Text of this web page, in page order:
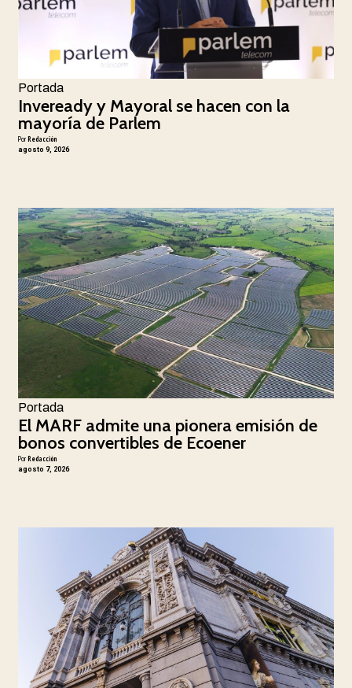
Portada
Inveready y Mayoral se hacen con la
mayoría de Parlem
PorRedacción
agosto 9, 2026
Portada
El MARF admite una pionera emisión de
bonos convertibles de Ecoener
PorRedacción
agosto 7, 2026